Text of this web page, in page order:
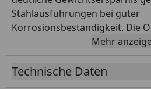
Stahlausführungen bei guter
Korrosionsbeständigkeit. Die
garantiert einen wirksamen
ein sauberes optisches
Hinterrad. Durch die exakte
Mehr
Technische Daten